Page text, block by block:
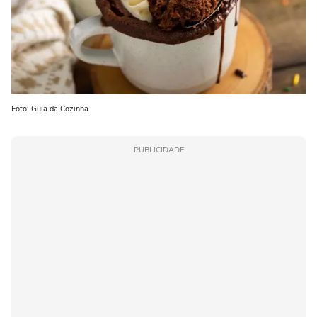
Foto: Guia da Cozinha
PUBLICIDADE